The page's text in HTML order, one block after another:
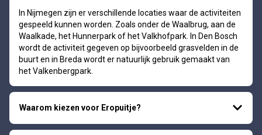
In Nijmegen zijn er verschillende locaties waar de activiteiten
gespeeld kunnen worden. Zoals onder de Waalbrug, aan de
Waalkade, het Hunnerpark of het Valkhofpark. In Den Bosch
wordt de activiteit gegeven op bijvoorbeeld grasvelden in de
buurt en in Breda wordt er natuurlijk gebruik gemaakt van
het Valkenbergpark.
Waarom kiezen voor Eropuitje?